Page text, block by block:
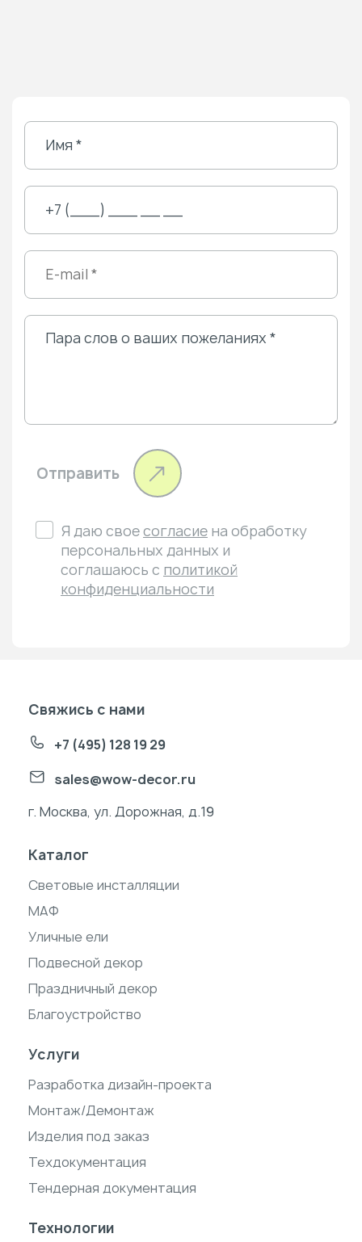
Отправить
Я даю своесогласие на обработку
персональных данных и
соглашаюсь с политикой
конфиденциальности
Свяжись с нами
+7 (495) 128 19 29
sales@wow-decor.ru
г. Москва, ул. Дорожная, д.19
Каталог
Световые инсталляции
МАФ
Уличные ели
Подвесной декор
Праздничный декор
Благоустройство
Услуги
Разработка дизайн-проекта
Монтаж/Демонтаж
Изделия под заказ
Техдокументация
Тендерная документация
Технологии